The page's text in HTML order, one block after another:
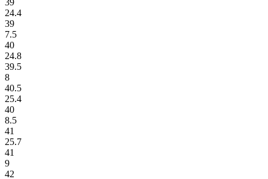
24.4
39
7.5
40
24.8
39.5
8
40.5
25.4
40
8.5
41
25.7
41
9
42